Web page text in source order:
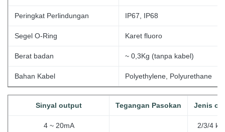
Peringkat Perlindungan IP67, IP68
Segel O-Ring Karet fluoro
Berat badan ~ 0,3Kg (tanpa kabel)
Bahan Kabel Polyethylene, Polyurethane
Sinyal output Tegangan Pasokan Jenis
4 ~ 20mA 2/3/4